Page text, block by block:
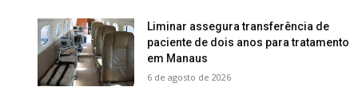
Liminar assegura transferência de
paciente de dois anos para tratamento
em Manaus
6 de agosto de 2026